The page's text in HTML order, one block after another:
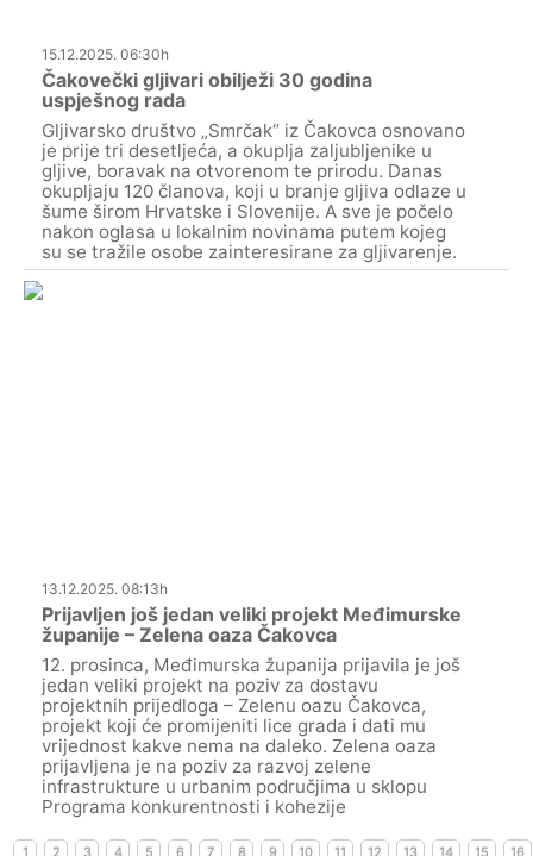
15.12.2025. 06:30h
Čakovečki gljivari obilježi 30 godina
uspješnog rada
Gljivarsko društvo „Smrčak“ iz Čakovca osnovano
je prije tri desetljeća, a okuplja zaljubljenike u
gljive, boravak na otvorenom te prirodu. Danas
okupljaju 120 članova, koji u branje gljiva odlaze u
šume širom Hrvatske i Slovenije. A sve je počelo
nakon oglasa u lokalnim novinama putem kojeg
su se tražile osobe zainteresirane za gljivarenje.
13.12.2025. 08:13h
Prijavljen još jedan veliki projekt Međimurske
županije – Zelena oaza Čakovca
12. prosinca, Međimurska županija prijavila je još
jedan veliki projekt na poziv za dostavu
projektnih prijedloga – Zelenu oazu Čakovca,
projekt koji će promijeniti lice grada i dati mu
vrijednost kakve nema na daleko. Zelena oaza
prijavljena je na poziv za razvoj zelene
infrastrukture u urbanim područjima u sklopu
Programa konkurentnosti i kohezije
1 2 3 4 5 6 7 8 9 10 11 12 13 14 15 16